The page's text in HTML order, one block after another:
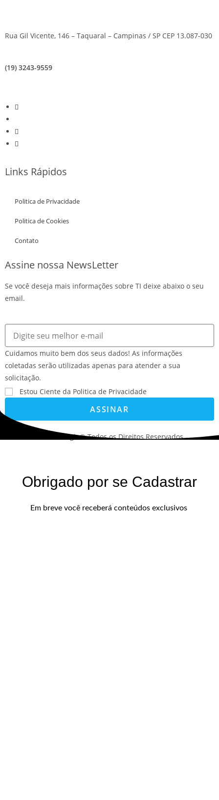
Rua Gil Vicente, 146 – Taquaral – Campinas / SP CEP 13.087-030
(19) 3243-9559
Links Rápidos
Politica de Privacidade
Politica de Cookies
Contato
Assine nossa NewsLetter
Se você deseja mais informações sobre TI deixe abaixo o seu
email.
Cuidamos muito bem dos seus dados! As informações
coletadas serão utilizadas apenas para atender a sua
solicitação.
Estou Ciente da Politica de Privacidade
ASSINAR
©2022. AVS Tecnologia® Todos os Direitos Reservados.
Obrigado por se Cadastrar
Em breve você receberá conteúdos exclusivos